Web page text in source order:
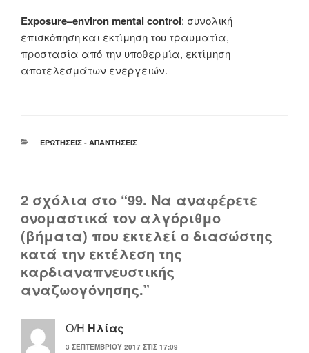
Exposure–environ mental control: συνολική
επισκόπηση και εκτίμηση του τραυματία,
προστασία από την υποθερμία, εκτίμηση
αποτελεσμάτων ενεργειών.
ΚΑΤΗΓΟΡΊΕΣ
ΕΡΩΤΉΣΕΙΣ - ΑΠΑΝΤΉΣΕΙΣ
2 σχόλια στο “99. Να αναφέρετε
ονομαστικά τον αλγόριθμο
(βήματα) που εκτελεί ο διασώστης
κατά την εκτέλεση της
καρδιαναπνευστικής
αναζωογόνησης.”
Ο/Η Ηλίας
3 ΣΕΠΤΕΜΒΡΊΟΥ 2017 ΣΤΙΣ 17:09